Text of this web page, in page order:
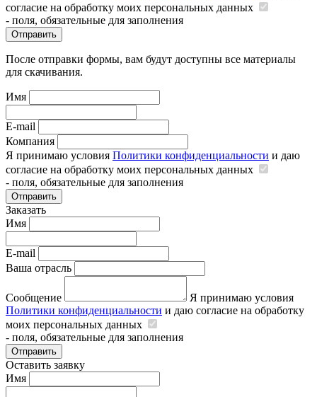
согласие на обработку моих персональных данных
- поля, обязательные для заполнения
Отправить
После отправки формы, вам будут доступны все материалы
для скачивания.
Имя
E-mail
Компания
Я принимаю условия Политики конфиденциальности и даю
согласие на обработку моих персональных данных
- поля, обязательные для заполнения
Отправить
Заказать
Имя
E-mail
Ваша отрасль
Сообщение
Я принимаю условия
Политики конфиденциальности и даю согласие на обработку
моих персональных данных
- поля, обязательные для заполнения
Отправить
Оставить заявку
Имя